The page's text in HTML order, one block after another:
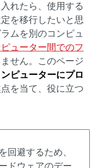
れたら、使用する
を移行したいと思
ムを別のコンピュ
ューター間でのフ
せん。このページ
ピューターにプロ
を当て、役に立つ
回避するため、
ドウェアのデー